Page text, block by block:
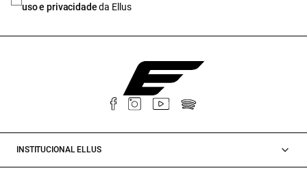
uso e privacidadeda Ellus
INSTITUCIONAL ELLUS